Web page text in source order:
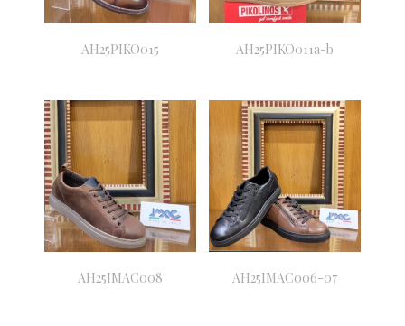
AH25PIKO015 AH25PIKO011a-b
AH25IMAC008 AH25IMAC006-07